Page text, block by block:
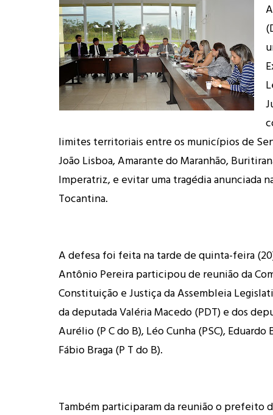
limites territoriais entre os municípios de
João Lisboa, Amarante do Maranhão,
Imperatriz, e evitar uma tragédia anunciada
Tocantina.
A defesa foi feita na tarde de quinta-feira
Antônio Pereira participou de reunião da
Constituição e Justiça da Assembleia
da deputada Valéria Macedo (PDT) e dos
Aurélio (P C do B), Léo Cunha (PSC), Eduardo
Fábio Braga (P T do B).
Também participaram da reunião o prefeito